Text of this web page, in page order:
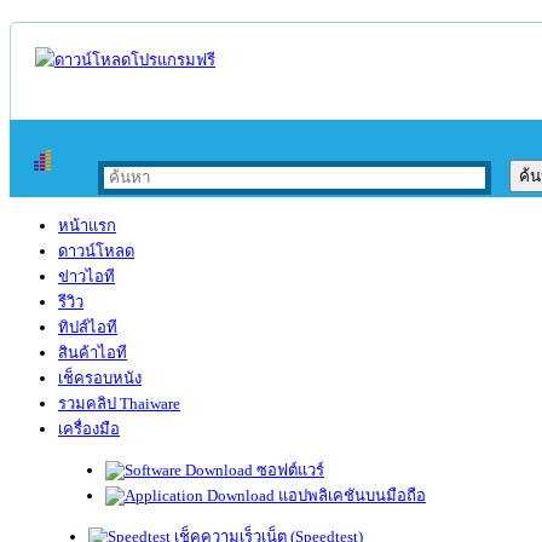
หน้าแรก
ดาวน์โหลด
ข่าวไอที
รีวิว
ทิปส์ไอที
สินค้าไอที
เช็ครอบหนัง
รวมคลิป Thaiware
เครื่องมือ
ซอฟต์แวร์
แอปพลิเคชันบนมือถือ
เช็คความเร็วเน็ต (Speedtest)